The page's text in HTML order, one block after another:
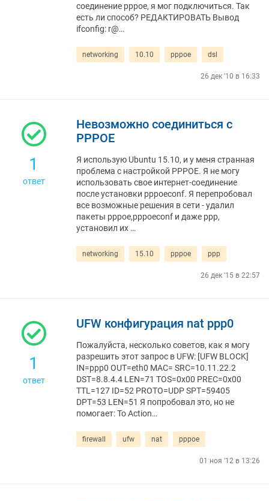
соединение pppoe, я мог подключиться. Так
есть ли способ? РЕДАКТИРОВАТЬ Вывод
ifconfig: r@…
networking 10.10 pppoe dsl
26 дек '10 в 16:33
1
ответ
Невозможно соединиться с
PPPOE
Я использую Ubuntu 15.10, и у меня странная
проблема с настройкой PPPOE. Я не могу
использовать свое интернет-соединение
после установки pppoeconf. Я перепробовал
все возможные решения в сети - удалил
пакеты pppoe,pppoeconf и даже ppp,
установил их …
networking 15.10 pppoe ppp
26 дек '15 в 22:57
1
ответ
UFW конфигурация nat ppp0
Пожалуйста, несколько советов, как я могу
разрешить этот запрос в UFW: [UFW BLOCK]
IN=ppp0 OUT=eth0 MAC= SRC=10.11.22.2
DST=8.8.4.4 LEN=71 TOS=0x00 PREC=0x00
TTL=127 ID=52 PROTO=UDP SPT=59405
DPT=53 LEN=51 Я попробовал это, но не
помогает: To Action…
firewall ufw nat pppoe
01 ноя '12 в 13:26